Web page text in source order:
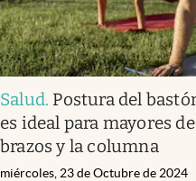
Salud. Postura del
es ideal para mayores
brazos y la columna
miércoles, 23 de Octubre de 2024